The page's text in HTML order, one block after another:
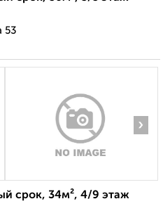
53
›
срок, 34м², 4/9 этаж